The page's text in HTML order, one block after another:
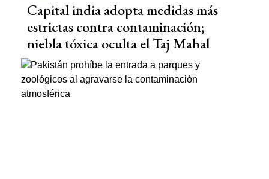
Capital india adopta medidas más
estrictas contra contaminación;
niebla tóxica oculta el Taj Mahal